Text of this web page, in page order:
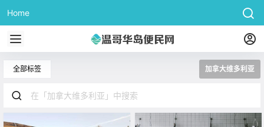
Home
全部标签 加拿大维多利亚